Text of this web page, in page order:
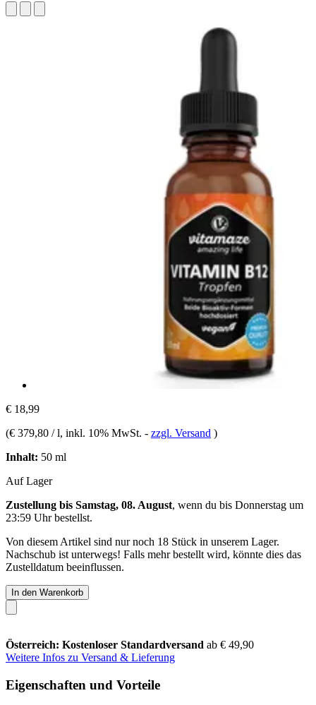
€ 18,99
(€ 379,80 / l, inkl. 10% MwSt. - zzgl. Versand )
Inhalt: 50 ml
Auf Lager
Zustellung bis Samstag, 08. August, wenn du bis Donnerstag um
23:59 Uhrbestellst.
Von diesem Artikel sind nur noch 18 Stück in unserem Lager.
Nachschub ist unterwegs! Falls mehr bestellt wird, könnte dies das
Zustelldatum beeinflussen.
In den Warenkorb
Österreich: Kostenloser Standardversand ab € 49,90
Weitere Infos zu Versand & Lieferung
Eigenschaften und Vorteile